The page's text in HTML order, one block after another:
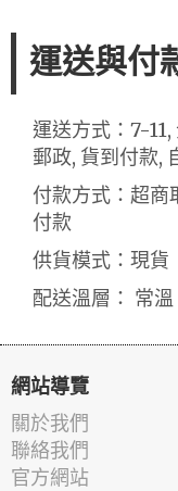
運送與付
運送方式：7-11,
郵政, 貨到付款,
付款方式：超商
付款
供貨模式：現貨
配送溫層： 常溫
網站導覽
關於我們
聯絡我們
官方網站